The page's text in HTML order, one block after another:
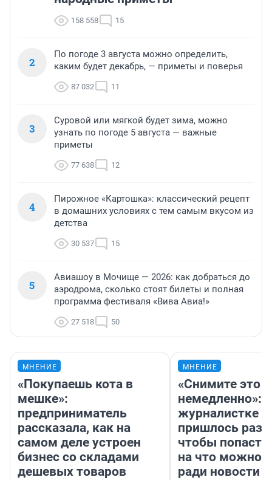
158 558 15
2
По погоде 3 августа можно определить,
каким будет декабрь, — приметы и поверья
87 032 11
3
Суровой или мягкой будет зима, можно
узнать по погоде 5 августа — важные
приметы
77 638 12
4
Пирожное «Картошка»: классический рецепт
в домашних условиях с тем самым вкусом из
детства
30 537 15
5
Авиашоу в Мочище — 2026: как добраться до
аэродрома, сколько стоят билеты и полная
программа фестиваля «Вива Авиа!»
27 518 50
МНЕНИЕ
«Покупаешь кота в
мешке»:
предприниматель
рассказала, как на
самом деле устроен
бизнес со складами
дешевых товаров
МНЕНИЕ
«Снимите это
немедленно»:
журналистке
пришлось
чтобы попасть
на что можно
ради новости